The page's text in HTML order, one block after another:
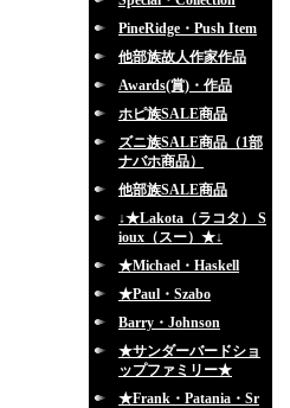
PineRidge・Push Item
他部族故人作家作品
Awards(賞)・作品
ホピ族SALE商品
ズニ族SALE商品（1部
ナバホ商品）
他部族SALE商品
↓★Lakota（ラコタ） S
ioux（スー）★↓
★Michael・Haskell
★Paul・Szabo
Barry・Johnson
★サンダーバードショ
ップファミリー★
★Frank・Patania・Sr